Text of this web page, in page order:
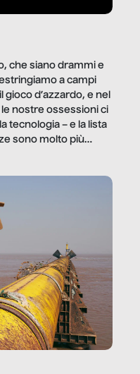
che siano drammi e
a campi
gioco d’azzardo, e nel
nostre ossessioni ci
tecnologia – e la lista
sono molto più
vediamo